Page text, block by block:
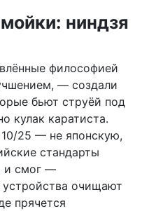
ниндзя
философией
— создали
бьют струёй под
кулак каратиста.
25 — не японскую,
стандарты
и смог —
устройства очищают
прячется